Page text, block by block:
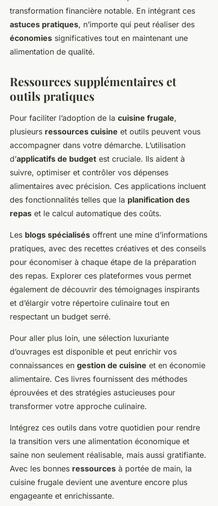
transformation financière notable. En intégrant ces
astuces pratiques, n’importe qui peut réaliser des
économies significatives tout en maintenant une
alimentation de qualité.
Ressources supplémentaires et
outils pratiques
Pour faciliter l’adoption de la cuisine frugale,
plusieurs ressources cuisine et outils peuvent vous
accompagner dans votre démarche. L’utilisation
d’applicatifs de budget est cruciale. Ils aident à
suivre, optimiser et contrôler vos dépenses
alimentaires avec précision. Ces applications incluent
des fonctionnalités telles que la planification des
repas et le calcul automatique des coûts.
Les blogs spécialisés offrent une mine d’informations
pratiques, avec des recettes créatives et des conseils
pour économiser à chaque étape de la préparation
des repas. Explorer ces plateformes vous permet
également de découvrir des témoignages inspirants
et d’élargir votre répertoire culinaire tout en
respectant un budget serré.
Pour aller plus loin, une sélection luxuriante
d’ouvrages est disponible et peut enrichir vos
connaissances en gestion de cuisine et en économie
alimentaire. Ces livres fournissent des méthodes
éprouvées et des stratégies astucieuses pour
transformer votre approche culinaire.
Intégrez ces outils dans votre quotidien pour rendre
la transition vers une alimentation économique et
saine non seulement réalisable, mais aussi gratifiante.
Avec les bonnes ressources à portée de main, la
cuisine frugale devient une aventure encore plus
engageante et enrichissante.